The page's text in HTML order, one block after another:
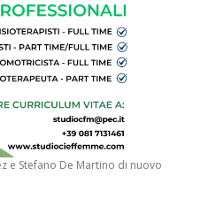
e Stefano De Martino di nuovo